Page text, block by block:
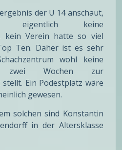
der U 14 anschaut,
eigentlich keine
kein Verein hatte so viel
Ten. Daher ist es sehr
wohl keine
zwei Wochen zur
Ein Podestplatz wäre
gewesen.
solchen sind Konstantin
in der Altersklasse